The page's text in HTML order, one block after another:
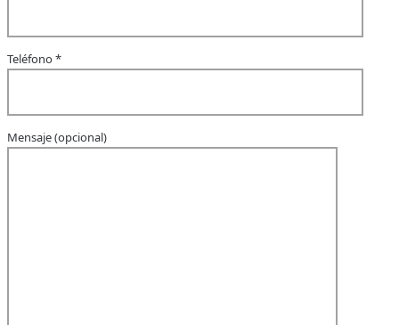
Teléfono *
Mensaje (opcional)